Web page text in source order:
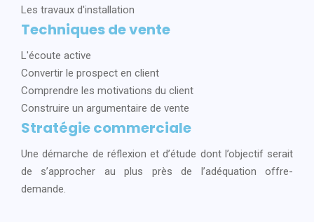
Les travaux d'installation
Techniques de vente
L'écoute active
Convertir le prospect en client
Comprendre les motivations du client
Construire un argumentaire de vente
Stratégie commerciale
Une démarche de réflexion et d’étude dont l’objectif serait
de s’approcher au plus près de l’adéquation offre-
demande.